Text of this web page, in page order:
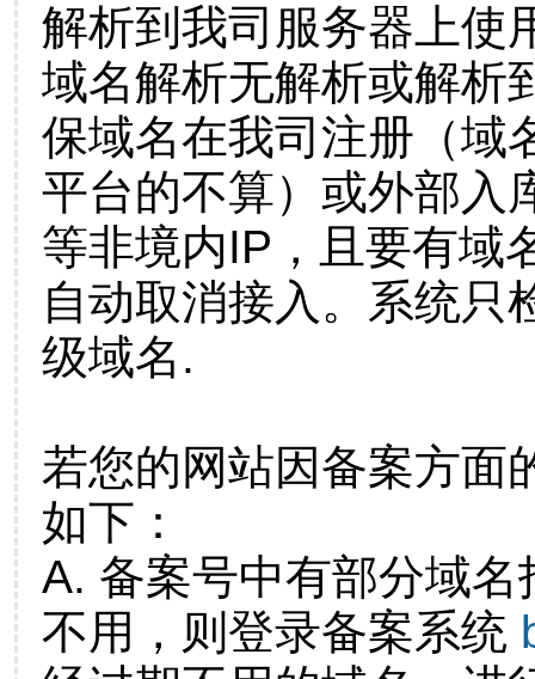
解析到我司服务器上使
域名解析无解析或解析
保域名在我司注册（域
平台的不算）或外部入
等非境内IP，且要有域
自动取消接入。系统只
级域名.
若您的网站因备案方面
如下：
A. 备案号中有部分域
不用，则登录备案系统